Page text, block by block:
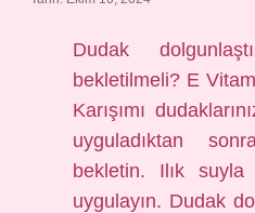
Dudak
bekletilmeli? E
Karışımı
uyguladıktan
bekletin. Ilık
uygulayın. Dudak